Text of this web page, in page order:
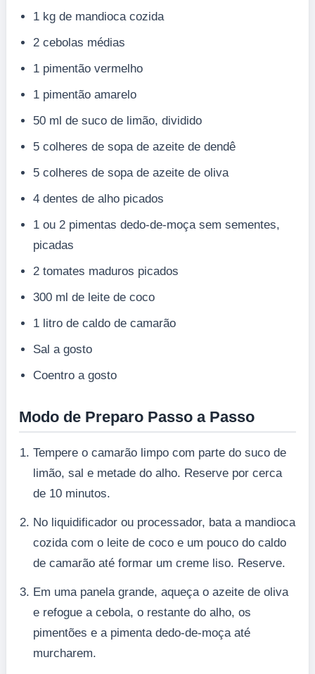
1 kg de mandioca cozida
2 cebolas médias
1 pimentão vermelho
1 pimentão amarelo
50 ml de suco de limão, dividido
5 colheres de sopa de azeite de dendê
5 colheres de sopa de azeite de oliva
4 dentes de alho picados
1 ou 2 pimentas dedo-de-moça sem sementes,
picadas
2 tomates maduros picados
300 ml de leite de coco
1 litro de caldo de camarão
Sal a gosto
Coentro a gosto
Modo de Preparo Passo a Passo
Tempere o camarão limpo com parte do suco de
limão, sal e metade do alho. Reserve por cerca
de 10 minutos.
No liquidificador ou processador, bata a mandioca
cozida com o leite de coco e um pouco do caldo
de camarão até formar um creme liso. Reserve.
Em uma panela grande, aqueça o azeite de oliva
e refogue a cebola, o restante do alho, os
pimentões e a pimenta dedo-de-moça até
murcharem.